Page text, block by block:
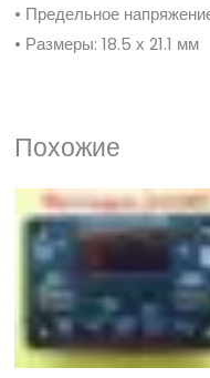
• Предельное
• Размеры: 18.5 х 21.1 мм
Похожие